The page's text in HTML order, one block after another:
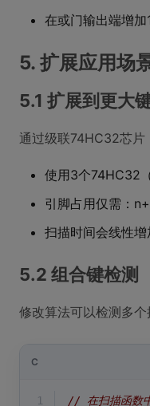
在或门输出端增
5. 扩展应用场
5.1 扩展到更大
通过级联74HC32芯片
使用3个74HC32
引脚占用仅需：
扫描时间会线性
5.2 组合键检测
修改算法可以检测多个
C
1
// 在扫描函数